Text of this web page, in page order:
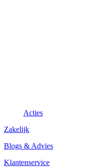
Acties
Zakelijk
Blogs & Advies
Klantenservice